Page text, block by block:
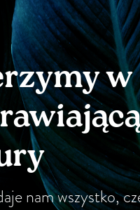
w
nam wszystko,